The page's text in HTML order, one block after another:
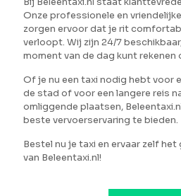
Onze professionele en
zorgen ervoor dat je rit
verloopt. Wij zijn 24/7
moment van de dag kunt rekenen
Of je nu een taxi nodig hebt voor
de stad of voor een langere reis
omliggende plaatsen,
beste vervoerservaring te bieden.
Bestel nu je taxi en ervaar zelf
van Beleentaxi.nl!